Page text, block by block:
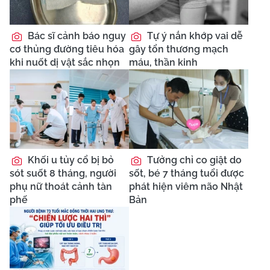
Bác sĩ cảnh báo nguy
cơ thủng đường tiêu hóa
khi nuốt dị vật sắc nhọn
Tự ý nắn khớp vai dễ
gây tổn thương mạch
máu, thần kinh
Khối u tủy cổ bị bỏ
sót suốt 8 tháng, người
phụ nữ thoát cảnh tàn
phế
Tưởng chỉ co giật do
sốt, bé 7 tháng tuổi được
phát hiện viêm não Nhật
Bản